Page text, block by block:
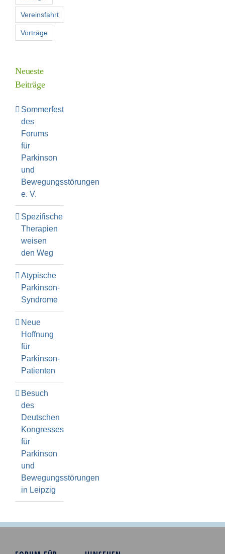
Vereinsfahrt
Vorträge
Neueste
Beiträge
Sommerfest
des
Forums
für
Parkinson
und
Bewegungsstörungen
e. V.
Spezifische
Therapien
weisen
den Weg
Atypische
Parkinson-
Syndrome
Neue
Hoffnung
für
Parkinson-
Patienten
Besuch
des
Deutschen
Kongresses
für
Parkinson
und
Bewegungsstörungen
in Leipzig